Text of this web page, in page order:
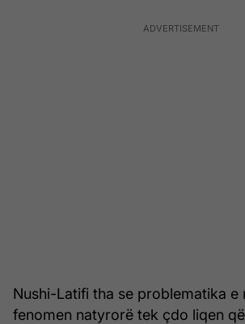
Nushi-Latifi tha se problematika e
fenomen natyrorë tek çdo liqen